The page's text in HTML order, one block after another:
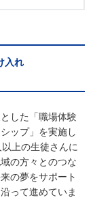
入れ
した「職場体験
ップ」を実施し
上の生徒さんに
の方々とのつな
の夢をサポート
って進めていま